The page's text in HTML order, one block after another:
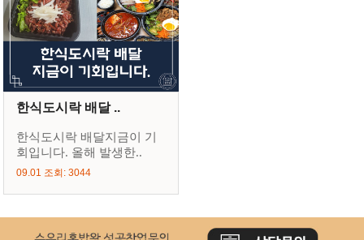
한식도시락 배달 ..
한식도시락 배달지금이 기
회입니다. 올해 발생한..
09.01 조회: 3044